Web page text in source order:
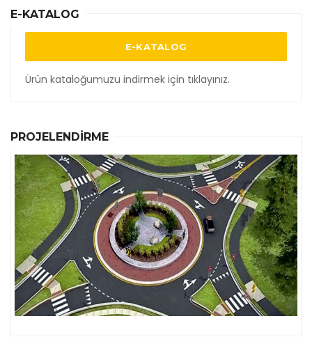
E-KATALOG
E-KATALOG
Ürün kataloğumuzu indirmek için tıklayınız.
PROJELENDIRME